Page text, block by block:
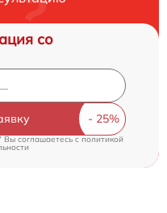
со
Вы соглашаетесь cполитикой